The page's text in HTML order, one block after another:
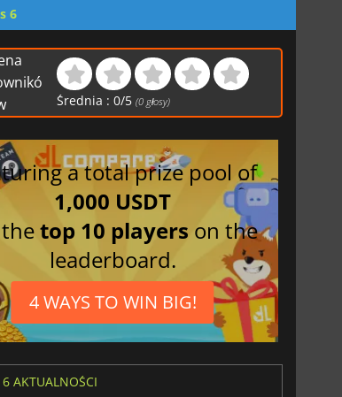
6
Średnia :0/5 (0 głosy)
a total prize pool of
1,000 USDT
top 10 players on the
leaderboard.
4 WAYS TO WIN BIG!
AKTUALNOŚCI